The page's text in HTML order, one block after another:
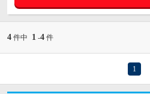
4 件中 1 -4 件
1